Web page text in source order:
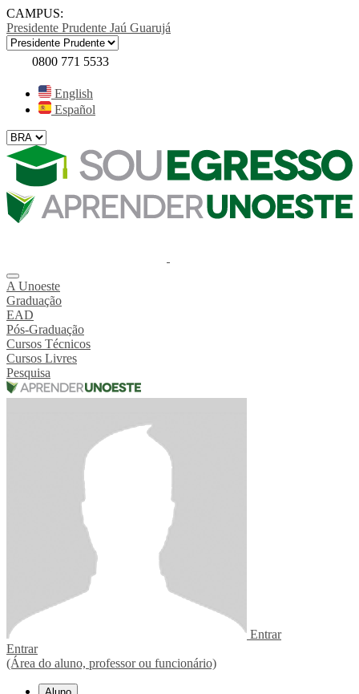
CAMPUS:
Presidente Prudente Jaú Guarujá
0800 771 5533
English
Español
A Unoeste
Graduação
EAD
Pós-Graduação
Cursos Técnicos
Cursos Livres
Pesquisa
Entrar
Entrar
(Área do aluno, professor ou funcionário)